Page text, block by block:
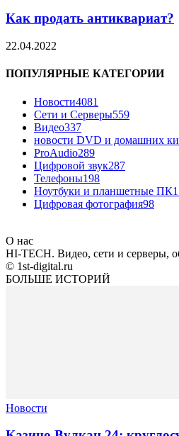
Как продать антиквариат?
22.04.2022
ПОПУЛЯРНЫЕ КАТЕГОРИИ
Новости4081
Сети и Серверы559
Видео337
новости DVD и домашних
ProAudio289
Цифровой звук287
Телефоны198
Ноутбуки и планшетные ПК
Цифровая фотография98
О нас
HI-TECH. Видео, сети и серверы,
© 1st-digital.ru
БОЛЬШЕ ИСТОРИЙ
Новости